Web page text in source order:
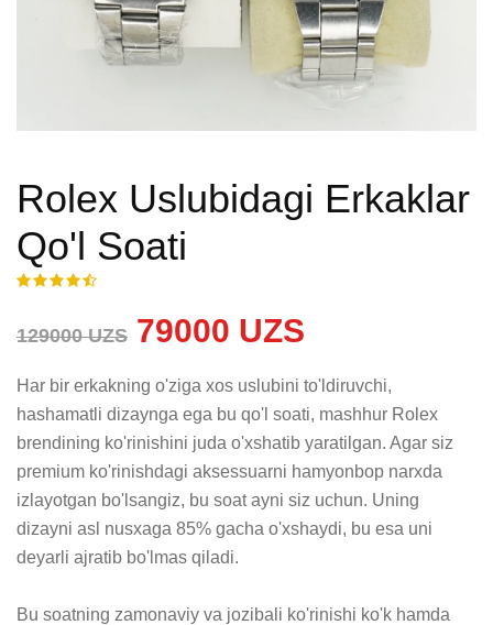
Rolex Uslubidagi Erkaklar
Qo'l Soati
129000 UZS 79000 UZS
Har bir erkakning o'ziga xos uslubini to'ldiruvchi,
hashamatli dizaynga ega bu qo'l soati, mashhur Rolex
brendining ko'rinishini juda o'xshatib yaratilgan. Agar siz
premium ko'rinishdagi aksessuarni hamyonbop narxda
izlayotgan bo'lsangiz, bu soat ayni siz uchun. Uning
dizayni asl nusxaga 85% gacha o'xshaydi, bu esa uni
deyarli ajratib bo'lmas qiladi.
Bu soatning zamonaviy va jozibali ko'rinishi ko'k hamda